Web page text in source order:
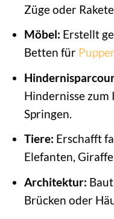
Züge oder
Möbel: Erstellt
Betten für
Hindernisse
Springen.
Tiere: Erschafft
Elefanten,
Architektur:
Brücken oder